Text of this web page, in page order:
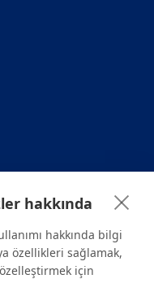
amaçlıdır.
doktoruza ya da bir sağlık
hakkında
hakkında bilgi
özellikleri sağlamak,
için